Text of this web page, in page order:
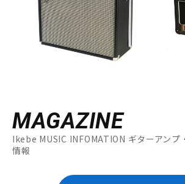
MAGAZINE
Ikebe MUSIC INFOMATION ギターアンプ
情報